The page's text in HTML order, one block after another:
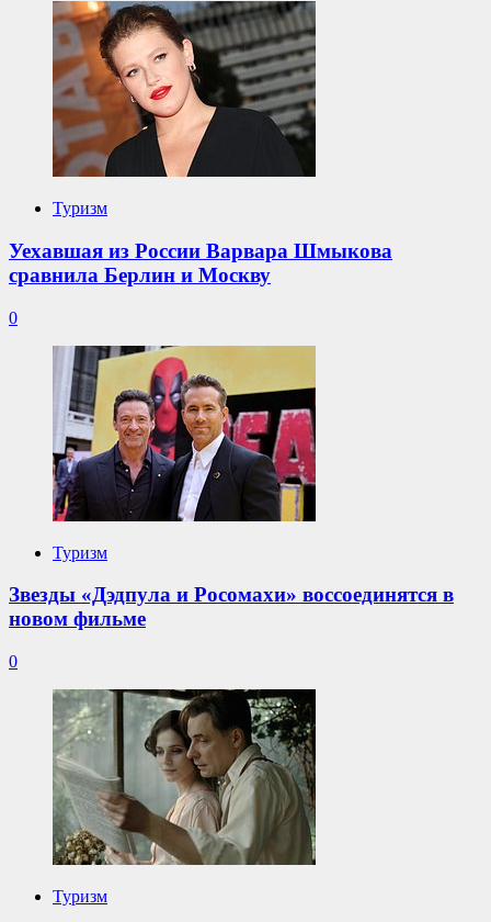
Туризм
Уехавшая из России Варвара Шмыкова
сравнила Берлин и Москву
0
Туризм
Звезды «Дэдпула и Росомахи» воссоединятся в
новом фильме
0
Туризм